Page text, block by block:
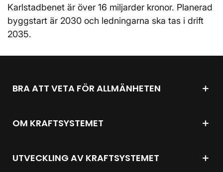
Karlstadbenet är över 16 miljarder kronor. Planerad
byggstart är 2030 och ledningarna ska tas i drift
2035.
BRA ATT VETA FÖR ALLMÄNHETEN
OM KRAFTSYSTEMET
UTVECKLING AV KRAFTSYSTEMET